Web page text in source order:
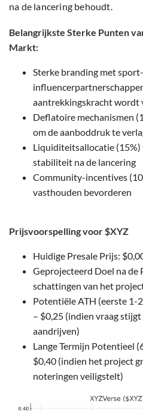
na de lancering behoudt.
Belangrijkste Sterke Punten
Markt:
Sterke branding met
aantrekkingskracht wordt
Deflatoire mechanismen
om de aanboddruk te
Liquiditeitsallocatie
stabiliteit na de lancering
Community-incentives
vasthouden bevorderen
Prijsvoorspelling voor $XYZ
Huidige Presale Prijs:
Geprojecteerd Doel na de
schattingen van het
Potentiële ATH (eerste 1-
– $0,25 (indien vraag
aandrijven)
Lange Termijn Potentieel
$0,40 (indien het project
noteringen veiligstelt)